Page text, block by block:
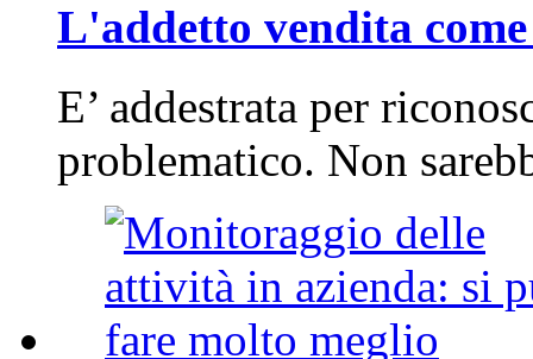
L'addetto vendita
E’ addestrata per
problematico. Non